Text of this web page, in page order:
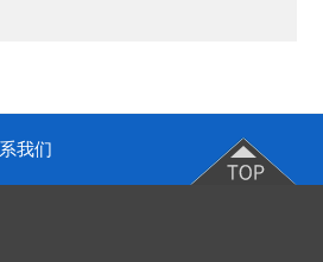
我们